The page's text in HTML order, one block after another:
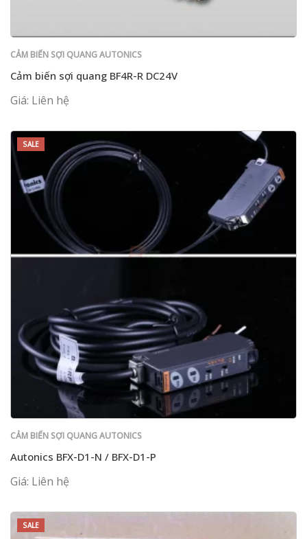
CẢM BIẾN SỢI QUANG AUTONICS
Cảm biến sợi quang BF4R-R DC24V
Giá: Liên hệ
SALE
CẢM BIẾN SỢI QUANG AUTONICS
Autonics BFX-D1-N / BFX-D1-P
Giá: Liên hệ
SALE